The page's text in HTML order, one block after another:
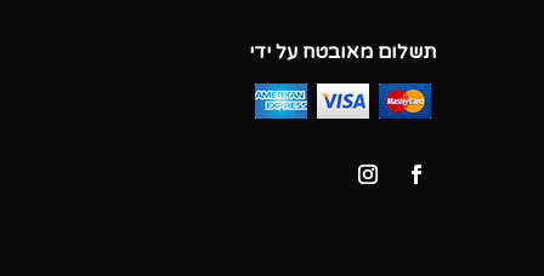
תשלום מאובטח על ידי